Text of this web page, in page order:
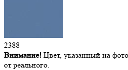
2388
Внимание! Цвет, указанный на
от реального.